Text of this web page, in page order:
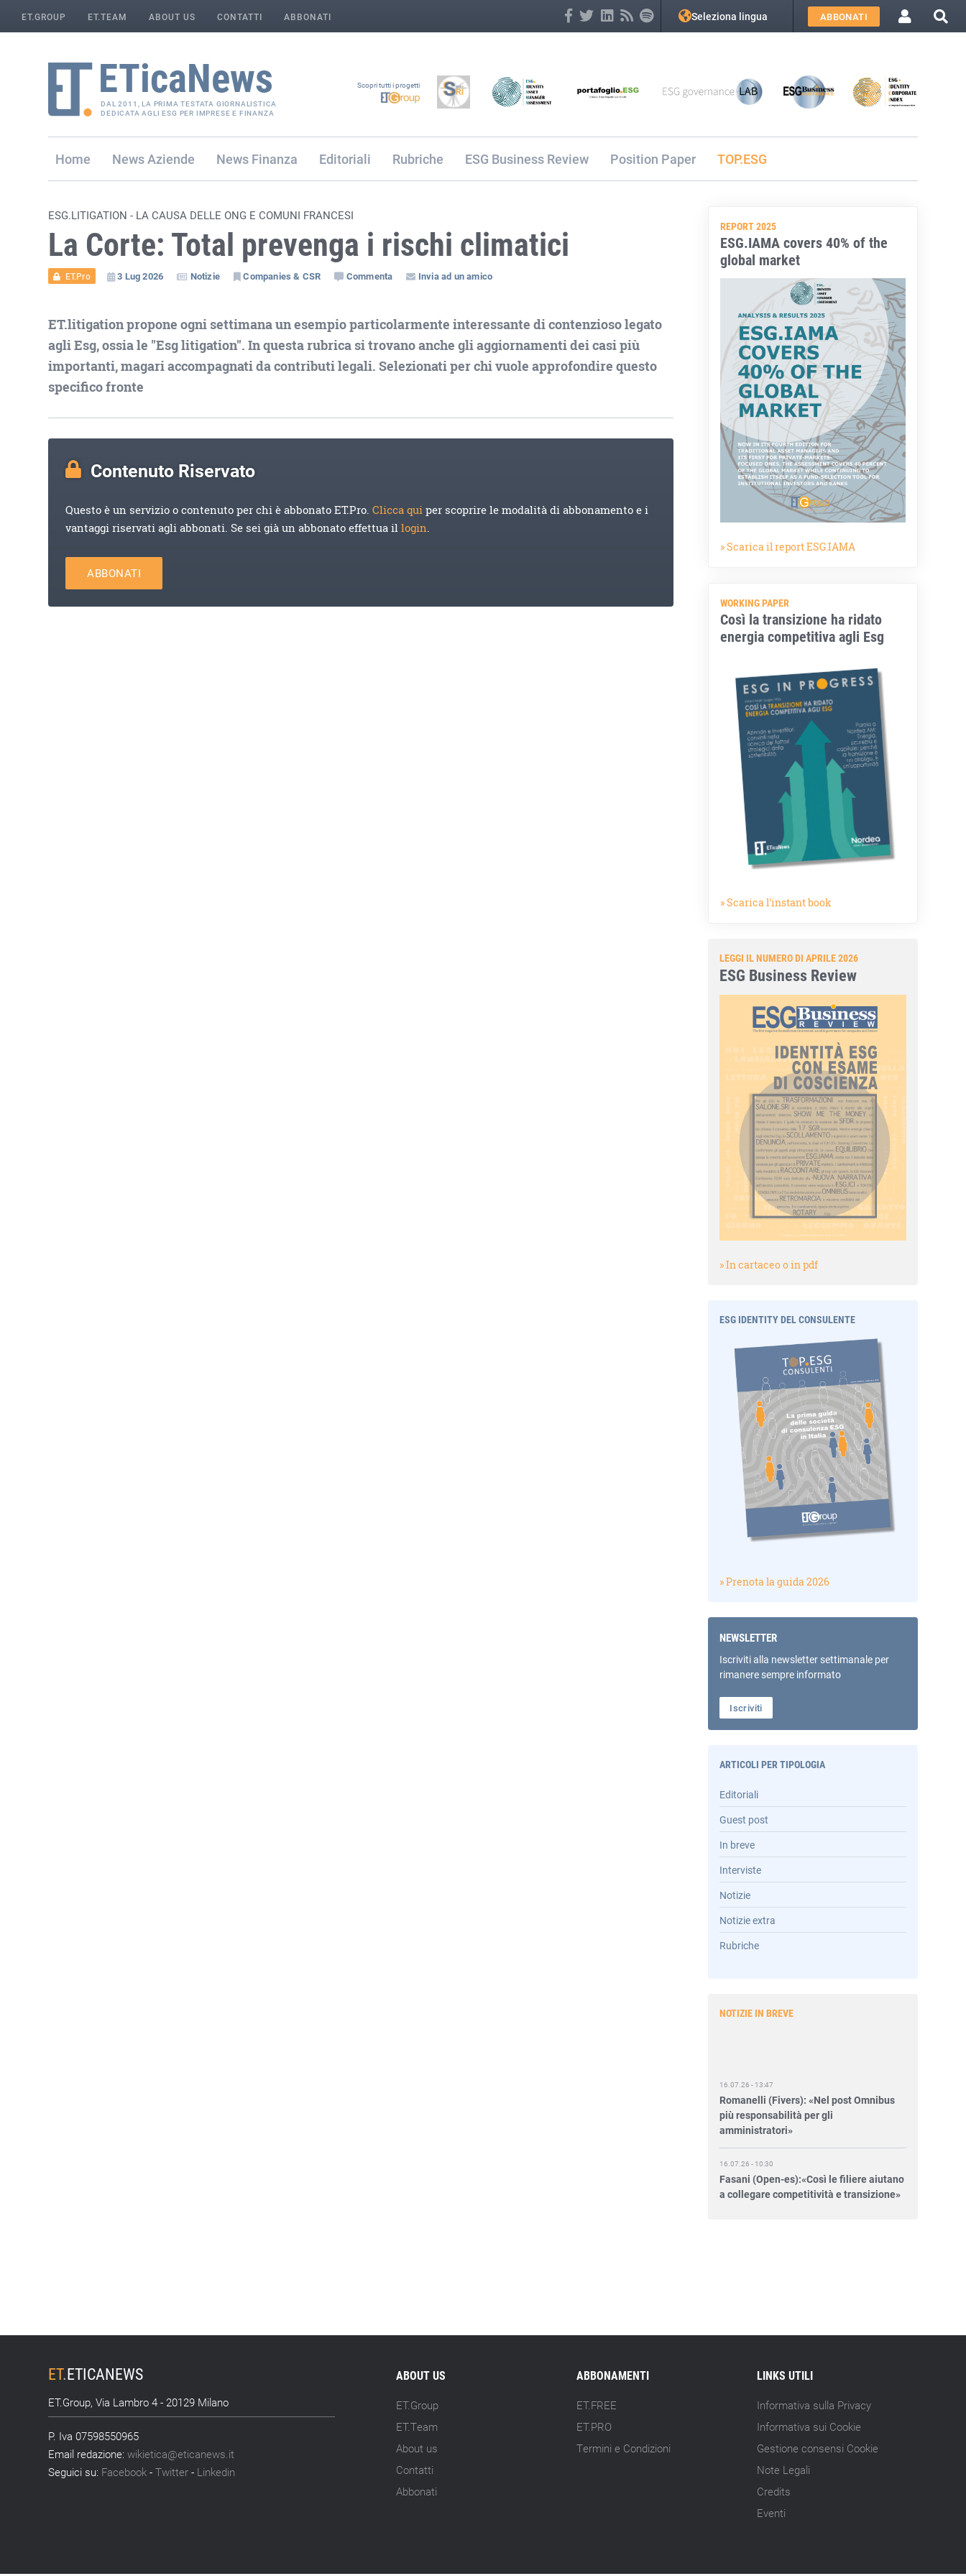
ET.GROUP ET.TEAM ABOUT US CONTATTI ABBONATI Seleziona lingua ABBONATI
DAL 2011, LA PRIMA TESTATA GIORNALISTICA
DEDICATA AGLI ESG PER IMPRESE E FINANZA
Scopri tutti i progetti
Home Aziende Finanza Editoriali Rubriche ESG Business Review Position Paper TOP.ESG
ESG.LITIGATION - LA CAUSA DELLE ONG E COMUNI FRANCESI
La Corte: Total prevenga i rischi climatici
ET.Pro 3 Lug 2026 Notizie Companies & CSR Commenta Invia ad un amico
ET.litigation propone ogni settimana un esempio particolarmente interessante di contenzioso legato
agli Esg, ossia le "Esg litigation". In questa rubrica si trovano anche gli aggiornamenti dei casi più
importanti, magari accompagnati da contributi legali. Selezionati per chi vuole approfondire questo
specifico fronte
Contenuto Riservato
Questo è un servizio o contenuto per chi è abbonato ET.Pro.Clicca quiper scoprire le modalità di abbonamento e i
vantaggi riservati agli abbonati. Se sei già un abbonato effettua illogin.
ABBONATI
REPORT 2025
ESG.IAMA covers 40% of the
global market
» Scarica il report ESG.IAMA
WORKING PAPER
Così la transizione ha ridato
energia competitiva agli Esg
» Scarica l'instant book
LEGGI IL NUMERO DI APRILE 2026
ESG Business Review
» In cartaceo o in pdf
ESG IDENTITY DEL CONSULENTE
» Prenota la guida 2026
NEWSLETTER
Iscriviti alla newsletter settimanale per
rimanere sempre informato
Iscriviti
ARTICOLI PER TIPOLOGIA
Editoriali
Guest post
In breve
Interviste
Notizie
Notizie extra
Rubriche
NOTIZIE IN BREVE
Romanelli (Fivers): «Nel post Omnibus
più responsabilità per gli
amministratori»
Fasani (Open-es):«Così le filiere aiutano
a collegare competitività e transizione»
15.07.26 - 8:00
14.07.26 - 12:20
Gramegna (ERG): «Valutare gli impatti
ESG degli investimenti»
14.07.26 - 11:00
Tornano le Settimane SRI: oltre 20
appuntamenti
ET.ETICANEWS
ET.Group, Via Lambro 4 - 20129 Milano
P. Iva 07598550965
Email redazione:wikietica@eticanews.it
Seguici su: Facebook -Twitter - Linkedin
ABOUT US
ET.Group
ET.Team
About us
Contatti
Abbonati
ABBONAMENTI
ET.FREE
ET.PRO
Termini e Condizioni
LINKS UTILI
Informativa sulla Privacy
Informativa sui Cookie
Gestione consensi Cookie
Note Legali
Credits
Eventi